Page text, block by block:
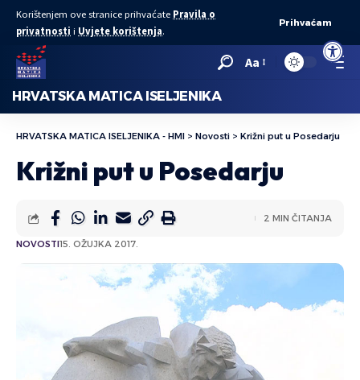
Korištenjem ove stranice prihvaćate Pravila o
privatnosti i Uvjete korištenja.
Prihvaćam
Aa
HRVATSKA MATICA ISELJENIKA
HRVATSKA MATICA ISELJENIKA - HMI > Novosti > Križni put u Posedarju
Križni put u Posedarju
NOVOSTI15. OŽUJKA 2017.
2 MIN ČITANJA
Open